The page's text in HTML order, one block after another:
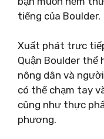
tiếng của Boulder.
Xuất phát trực
Quận Boulder thể
nông dân và
có thể chạm tay
cũng như thực
phương.